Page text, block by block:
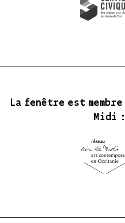
La fenêtre est
Midi :